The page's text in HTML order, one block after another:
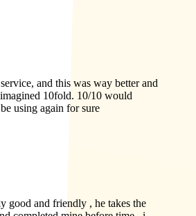
and this was way better and
10fold. 10/10 would
using again for sure
good and friendly , he takes the